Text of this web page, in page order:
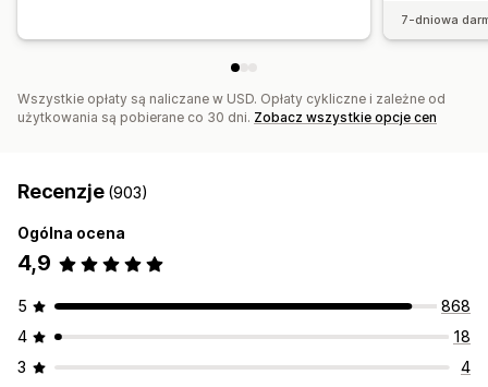
7-dniowa
Wszystkie opłaty są naliczane w USD. Opłaty cykliczne i zależne od
użytkowania są pobierane co 30 dni. Zobacz wszystkie opcje cen
Recenzje (903)
Ogólna ocena
4,9
5
868
4
18
3
4